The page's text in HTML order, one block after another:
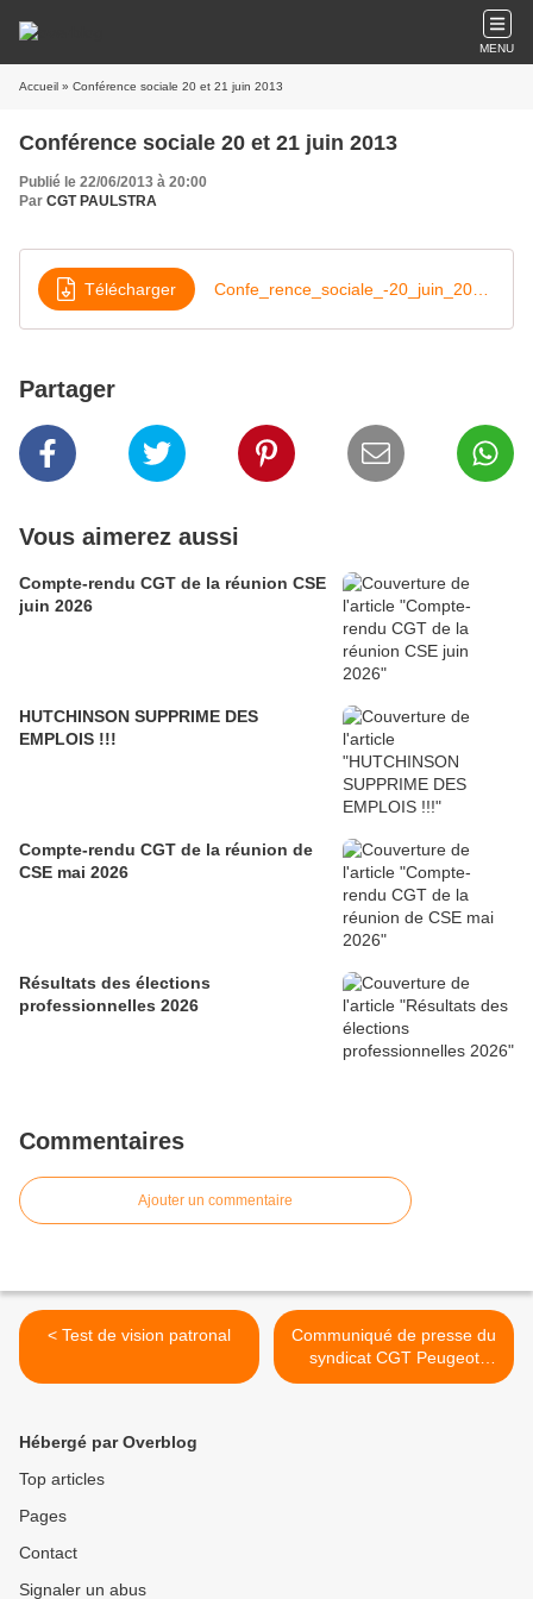
MENU
Accueil » Conférence sociale 20 et 21 juin 2013
Conférence sociale 20 et 21 juin 2013
Publié le 22/06/2013 à 20:00
Par CGT PAULSTRA
Télécharger
Partager
Vous aimerez aussi
Compte-rendu CGT de la réunion CSE
juin 2026
HUTCHINSON SUPPRIME DES
EMPLOIS !!!
Compte-rendu CGT de la réunion de
CSE mai 2026
Résultats des élections
professionnelles 2026
Commentaires
Ajouter un commentaire
< Test de vision patronal
Communiqué de presse du
syndicat CGT Peugeot
Mulhouse >
Hébergé par Overblog
Top articles
Pages
Contact
Signaler un abus